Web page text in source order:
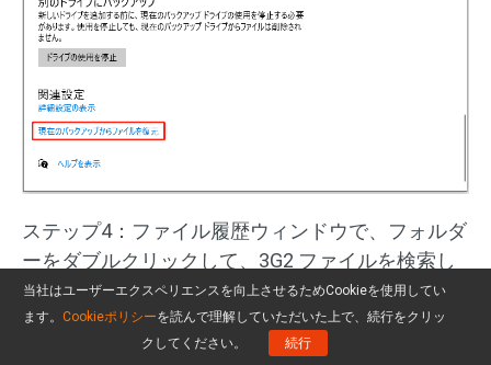
ステップ4：ファイル履歴ウィンドウで、フォルダ
ーをダブルクリックして、3G2 ファイルを検索し
て確認します。そして、緑色の「復元」ボタンを
クリックします。データの上書きを防ぐために、
元のファイルとは異なる場所にファイルを復元し
当社はユーザーエクスペリエンスを向上させるためCookieを使用してい
ます。 Cookieポリシーを読んで理解していただいた上で、続行をクリッ
クしてください。
続行